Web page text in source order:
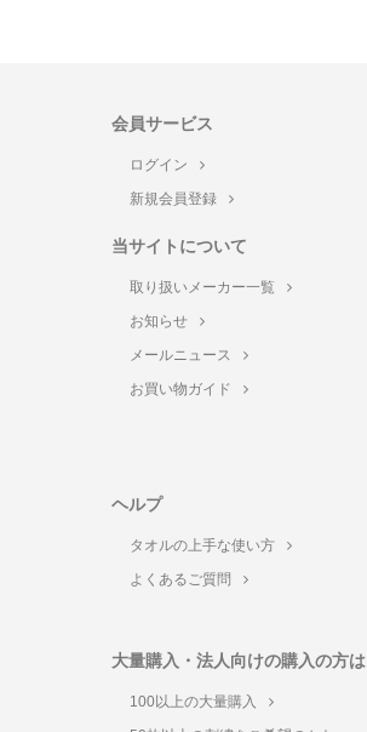
会員サービス
ログイン
新規会員登録
当サイトについて
取り扱いメーカー一覧
お知らせ
メールニュース
お買い物ガイド
ヘルプ
タオルの上手な使い方
よくあるご質問
大量購入・法人向けの購入の方は
100以上の大量購入